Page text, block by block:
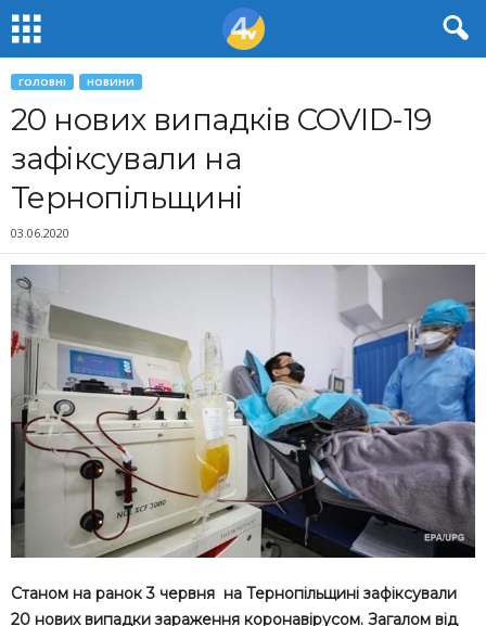
ГОЛОВНІ НОВИНИ
20 нових випадків COVID-19
зафіксували на
Тернопільщині
03.06.2020
Станом на ранок 3 червня на Тернопільщині зафіксували
20 нових випадки зараження коронавірусом. Загалом від